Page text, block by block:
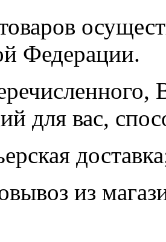
Федерации.
для вас,
из